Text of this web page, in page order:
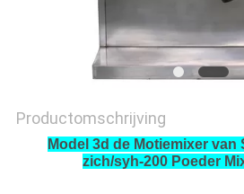
Productomschrijving
Model 3d de Motiemixer van
zich/syh-200 Poeder